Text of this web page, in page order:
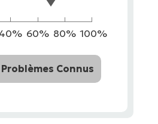
40% 60% 80% 100%
Problèmes Connus